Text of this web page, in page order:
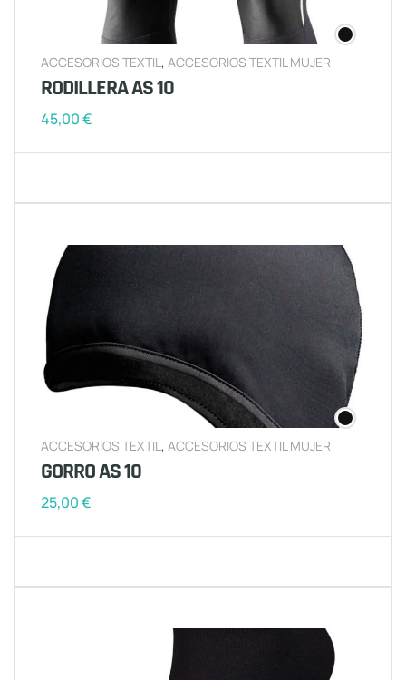
ACCESORIOS TEXTIL, ACCESORIOS TEXTIL MUJER
RODILLERA AS 10
45,00€
ACCESORIOS TEXTIL , ACCESORIOS TEXTIL MUJER
GORRO AS 10
25,00€